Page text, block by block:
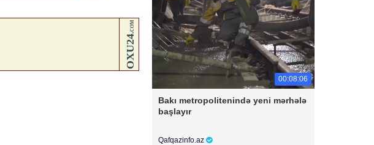
00:08:06
Bakı metropolitenində yeni mərhələ
başlayır
Qafqazinfo.az